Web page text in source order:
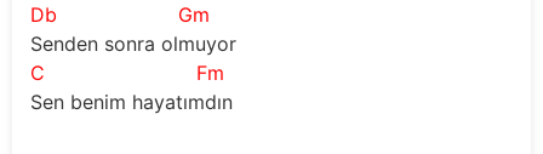
Db
Gm
Senden sonra olmuyor
C
Fm
Sen benim hayatımdın